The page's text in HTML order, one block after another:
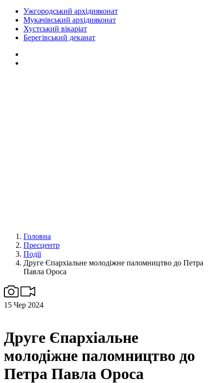
Ужгородський архідияконат
Мукачівський архідияконат
Хустський вікаріат
Берегівський деканат
Головна
Пресцентр
Події
Друге Єпархіальне молодіжне паломництво до Петра
Павла Ороса
15 Чер 2024
Друге Єпархіальне
молодіжне паломництво до
Петра Павла Ороса